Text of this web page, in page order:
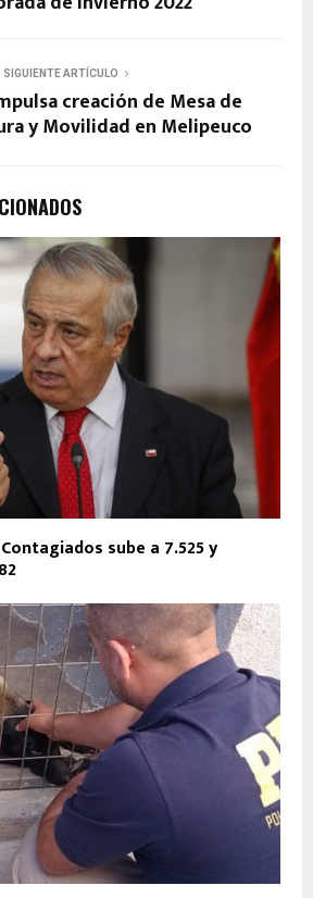
SIGUIENTE ARTÍCULO
creación de Mesa de
y Movilidad en Melipeuco
sube a 7.525 y